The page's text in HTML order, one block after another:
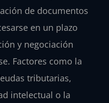
de documentos
en un plazo
y negociación
Factores como la
tributarias,
intelectual o la